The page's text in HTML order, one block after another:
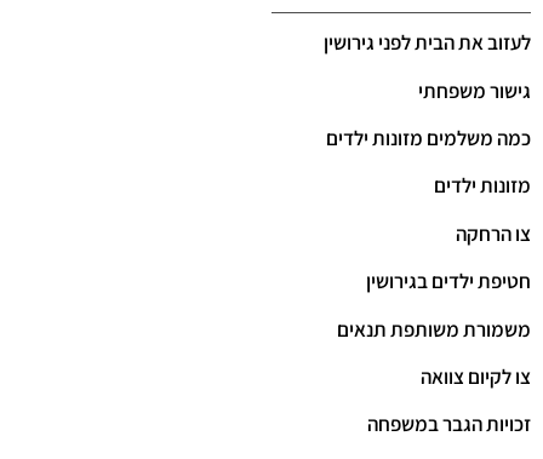
לעזוב את הבית לפני גירושין
גישור משפחתי
כמה משלמים מזונות ילדים
מזונות ילדים
צו הרחקה
חטיפת ילדים בגירושין
משמורת משותפת תנאים
צו לקיום צוואה
זכויות הגבר במשפחה